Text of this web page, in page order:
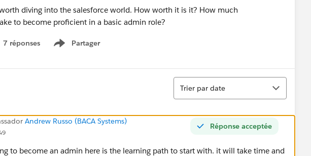
diving into the salesforce world. How worth it is it? How much
to become proficient in a basic admin role?
7 réponses Partager
Show menu
Tri
Trier par date
Réponse acceptée
Andrew Russo (BACA Systems)
to become an admin here is the learning path to start with. it will take time and